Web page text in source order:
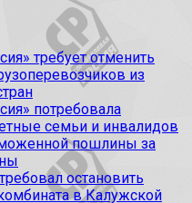
требует отменить
из
потребовала
семьи и инвалидов
пошлины за
остановить
в Калужской